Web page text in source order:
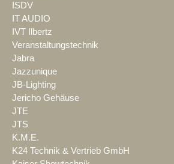
ISDV
IT AUDIO
IVT Ilbertz
Veranstaltungstechnik
Jabra
Jazzunique
JB-Lighting
Jericho Gehäuse
JTE
JTS
K.M.E.
K24 Technik & Vertrieb GmbH